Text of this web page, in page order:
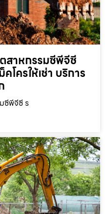
สาหกรรมซีพีจีซี
โครให้เช่า บริการ
ซีพีจีซี ร